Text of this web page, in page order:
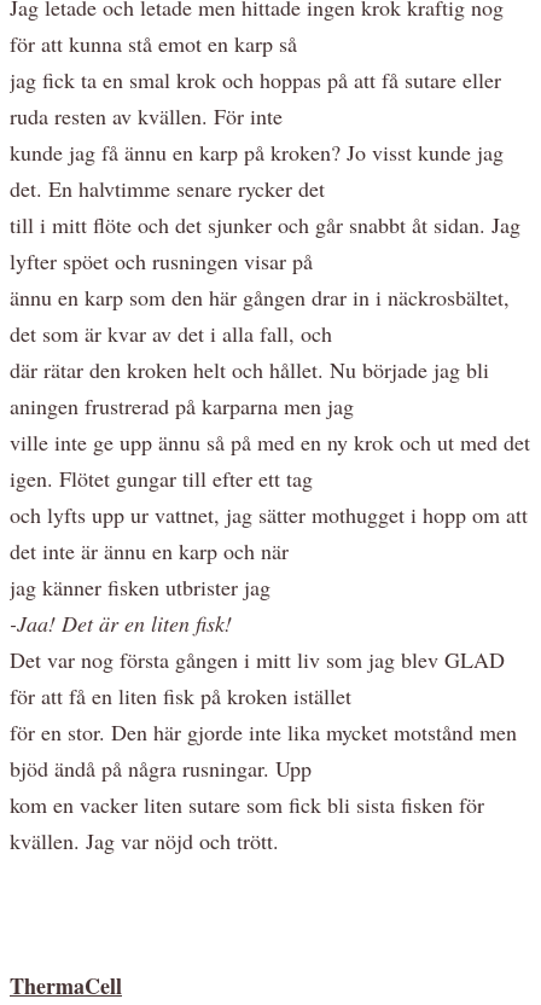
Jag letade och letade men hittade ingen krok kraftig nog
för att kunna stå emot en karp så
jag fick ta en smal krok och hoppas på att få sutare eller
ruda resten av kvällen. För inte
kunde jag få ännu en karp på kroken? Jo visst kunde jag
det. En halvtimme senare rycker det
till i mitt flöte och det sjunker och går snabbt åt sidan. Jag
lyfter spöet och rusningen visar på
ännu en karp som den här gången drar in i näckrosbältet,
det som är kvar av det i alla fall, och
där rätar den kroken helt och hållet. Nu började jag bli
aningen frustrerad på karparna men jag
ville inte ge upp ännu så på med en ny krok och ut med det
igen. Flötet gungar till efter ett tag
och lyfts upp ur vattnet, jag sätter mothugget i hopp om att
det inte är ännu en karp och när
jag känner fisken utbrister jag
-Jaa! Det är en liten fisk!
Det var nog första gången i mitt liv som jag blev GLAD
för att få en liten fisk på kroken istället
för en stor. Den här gjorde inte lika mycket motstånd men
bjöd ändå på några rusningar. Upp
kom en vacker liten sutare som fick bli sista fisken för
kvällen. Jag var nöjd och trött.
ThermaCell